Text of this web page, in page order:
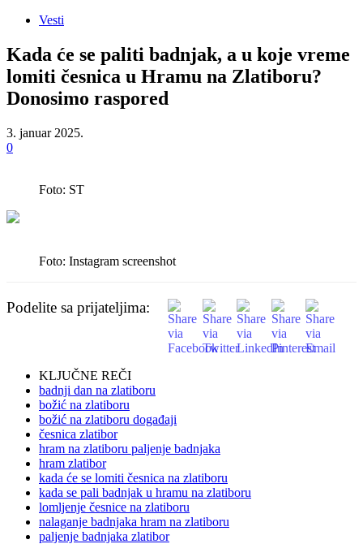
Vesti
Kada će se paliti badnjak, a u koje vreme
lomiti česnica u Hramu na Zlatiboru?
Donosimo raspored
3. januar 2025.
0
Foto: ST
Foto: Instagram screenshot
Podelite sa prijateljima:
KLJUČNE REČI
badnji dan na zlatiboru
božić na zlatiboru
božić na zlatiboru događaji
česnica zlatibor
hram na zlatiboru paljenje badnjaka
hram zlatibor
kada će se lomiti česnica na zlatiboru
kada se pali badnjak u hramu na zlatiboru
lomljenje česnice na zlatiboru
nalaganje badnjaka hram na zlatiboru
paljenje badnjaka zlatibor